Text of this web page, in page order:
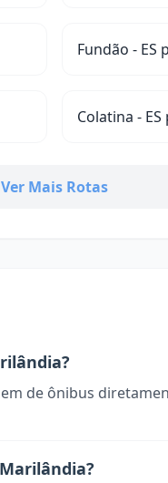
Fundão - ES
Colatina -
Ver Mais Rotas
de ônibus